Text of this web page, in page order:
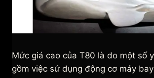
Mức giá cao của T80 là do một số
gồm việc sử dụng động cơ máy